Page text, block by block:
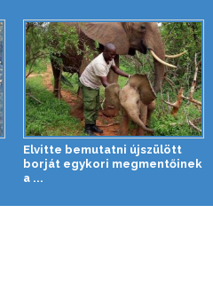
Elvitte bemutatni újszülött
borját egykori megmentőinek
a ...